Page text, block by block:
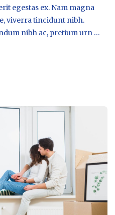
egestas ex. Nam magna
viverra tincidunt nibh.
nibh ac, pretium urn …